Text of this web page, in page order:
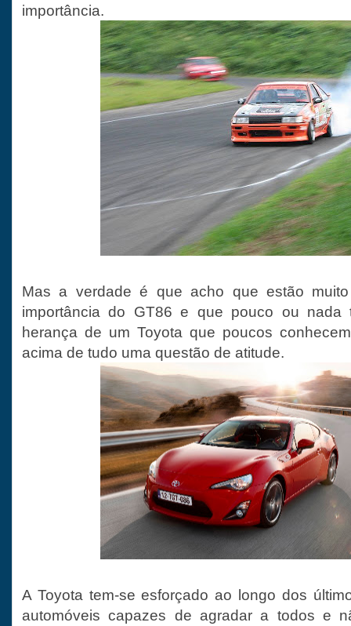
importância.
Mas a verdade é que acho que estão
importância do GT86 e que pouco ou
herança de um Toyota que poucos
acima de tudo uma questão de atitude.
A Toyota tem-se esforçado ao longo dos
automóveis capazes de agradar a todos e